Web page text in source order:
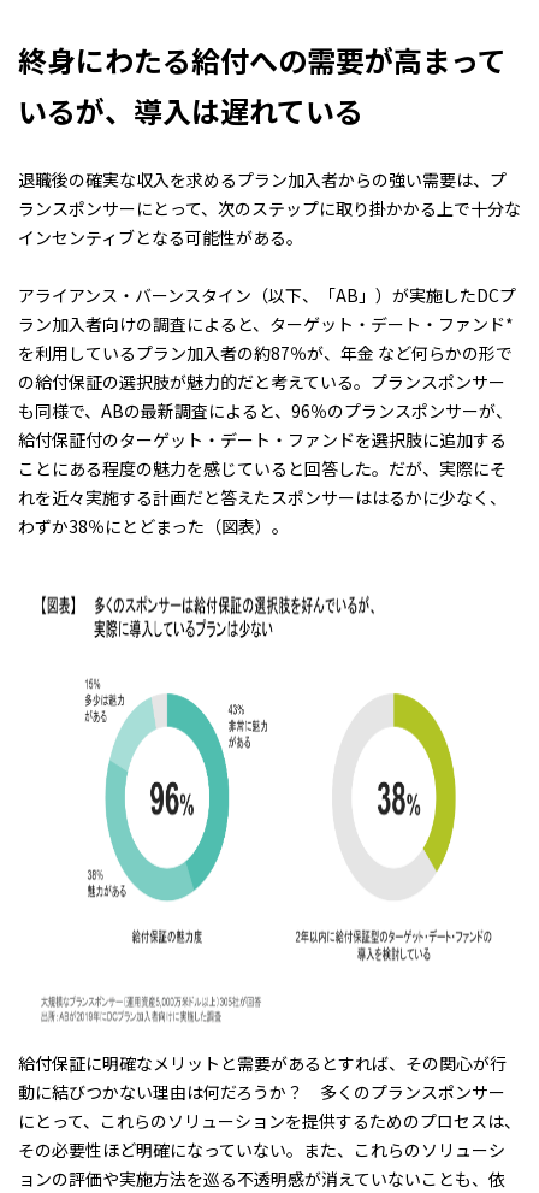
終身にわたる給付への需要が高まって
いるが、導入は遅れている
退職後の確実な収入を求めるプラン加入者からの強い需要は、プ
ランスポンサーにとって、次のステップに取り掛かかる上で十分な
インセンティブとなる可能性がある。
アライアンス・バーンスタイン（以下、「AB」）が実施したDCプ
ラン加入者向けの調査によると、ターゲット・デート・ファンド*
を利用しているプラン加入者の約87％が、年金 など何らかの形で
の給付保証の選択肢が魅力的だと考えている。プランスポンサー
も同様で、ABの最新調査によると、96％のプランスポンサーが、
給付保証付のターゲット・デート・ファンドを選択肢に追加する
ことにある程度の魅力を感じていると回答した。だが、実際にそ
れを近々実施する計画だと答えたスポンサーははるかに少なく、
わずか38％にとどまった（図表）。
給付保証に明確なメリットと需要があるとすれば、その関心が行
動に結びつかない理由は何だろうか？ 多くのプランスポンサー
にとって、これらのソリューションを提供するためのプロセスは、
その必要性ほど明確になっていない。また、これらのソリューシ
ョンの評価や実施方法を巡る不透明感が消えていないことも、依